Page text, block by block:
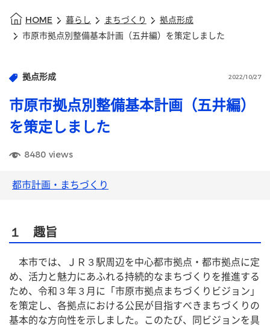
HOME 暮らし まちづくり
拠点形成
市原市拠点別整備基本計画（五井編）を策定しました
拠点形成 2022/10/27
市原市拠点別整備基本計画（五井編）
を策定しました
8480 views
都市計画・まちづくり
１ 趣旨
本市では、ＪＲ３駅周辺を中心都市拠点・都市拠点に定
め、活力と魅力にあふれる持続的なまちづくりを推進する
ため、令和３年３月に「市原市拠点まちづくりビジョン」
を策定し、各拠点における公民が目指すべきまちづくりの
基本的な方向性を示しました。このたび、同ビジョンを具